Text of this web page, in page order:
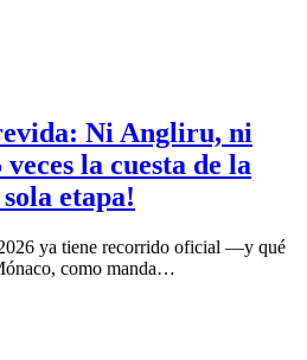
Ni Angliru, ni
la cuesta de la
etapa!
ya tiene recorrido oficial —y qué
como manda…